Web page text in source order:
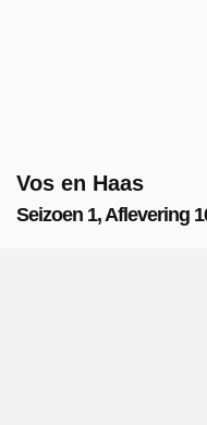
Vos en Haas
Seizoen 1, Aflevering